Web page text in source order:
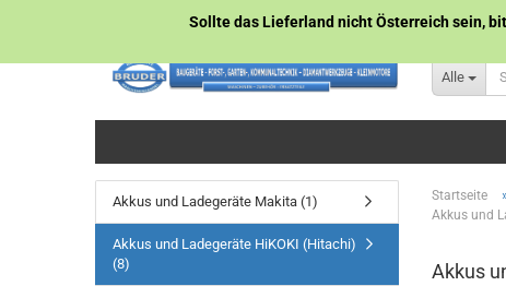
Alle
Sollte das Lieferland nicht Österreich sein,
Startseite
Akkus und
Akkus
Akkus und Ladegeräte Makita (1)
Akkus und Ladegeräte HiKOKI (Hitachi)
(8)